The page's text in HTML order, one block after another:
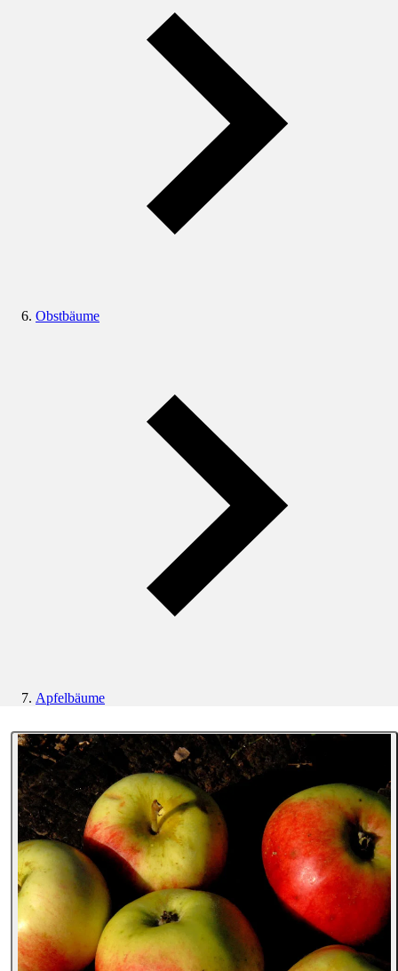
Obstbäume
Apfelbäume